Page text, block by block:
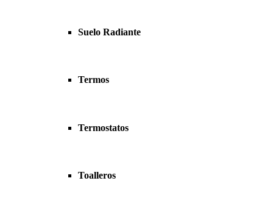
Suelo Radiante
Termos
Termostatos
Toalleros